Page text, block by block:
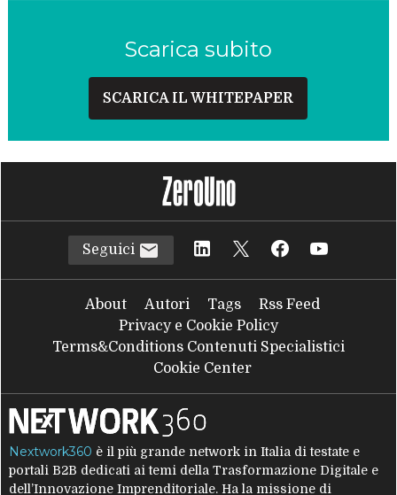
Scarica subito
SCARICA IL WHITEPAPER
Seguici
About Autori Tags
Rss Feed
Privacy e Cookie Policy
Terms&Conditions Contenuti Specialistici
Cookie Center
Nextwork360 è il più grande network in Italia di testate e
portali B2B dedicati ai temi della Trasformazione Digitale e
dell’Innovazione Imprenditoriale. Ha la missione di